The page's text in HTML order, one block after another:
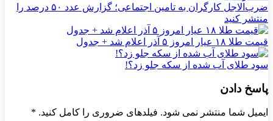
ضرب‌الاجل کارگران به تامین اجتماعی؛ گزارش عدد ۵۰ درصد را
منتشر کنید
قیمت طلا ۱۸ عیار امروز ۵ آذر اعلام شد + جدول
سود طلای آب شده از سکه جلو زد؟!
پاسخ دادن
ایمیل شما منتشر نمی شود. فیلدهای ضروری را کامل کنید. *